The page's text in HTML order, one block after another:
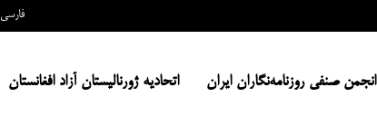
فارسی
انجمن صنفی روزنامه‌نگاران ایران اتحادیه ژورنالیستان آزاد افغانستان